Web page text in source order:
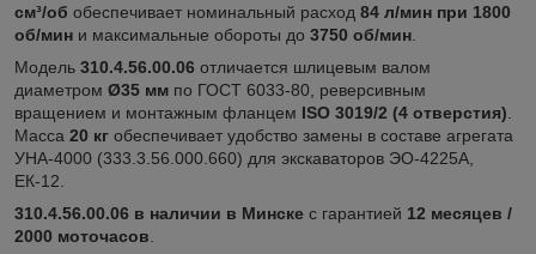
см³/об обеспечивает номинальный расход 84 л/мин при 1800
об/мин и максимальные обороты до 3750 об/мин
Модель 310.4.56.00.06 отличается шлицевым валом
диаметром Ø35 мм по ГОСТ 6033-80, реверсивным
вращением и монтажным фланцем ISO 3019/2 (4 отверстия)
Масса 20 кг обеспечивает удобство замены в составе агрегата
УНА-4000 (333.3.56.000.660) для экскаваторов ЭО-4225А,
ЕК-12.
310.4.56.00.06 в наличии в Минске с гарантией 12 месяцев /
2000 моточасов